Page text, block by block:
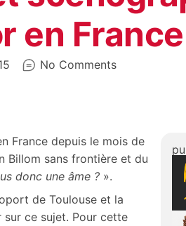
en France
No Comments
France depuis le mois de
Billom sans frontière et du
donc une âme ? ».
de Toulouse et la
sur ce sujet. Pour cette